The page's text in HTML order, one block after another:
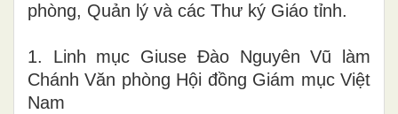
phòng, Quản lý và các Thư ký Giáo tỉnh.
1. Linh mục Giuse Đào Nguyên Vũ làm
Chánh Văn phòng Hội đồng Giám mục Việt
Nam